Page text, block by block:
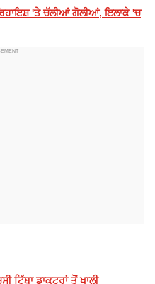
'ਤੇ ਚੱਲੀਆਂ ਗੋਲੀਆਂ, ਇਲਾਕੇ 'ਚ
ਟਿੱਬਾ ਡਾਕਟਰਾਂ ਤੋਂ ਖਾਲੀ